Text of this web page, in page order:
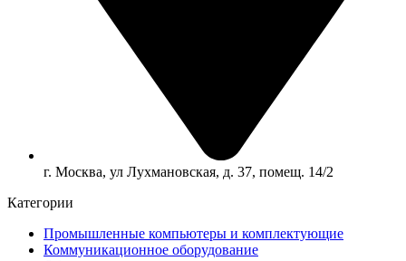
г. Москва, ул Лухмановская, д. 37, помещ. 14/2
Категории
Промышленные компьютеры и комплектующие
Коммуникационное оборудование